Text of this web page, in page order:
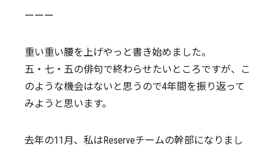
ーーー
重い重い腰を上げやっと書き始めました。
五・七・五の俳句で終わらせたいところですが、こ
のような機会はないと思うので4年間を振り返って
みようと思います。
去年の11月、私はReserveチームの幹部になりまし